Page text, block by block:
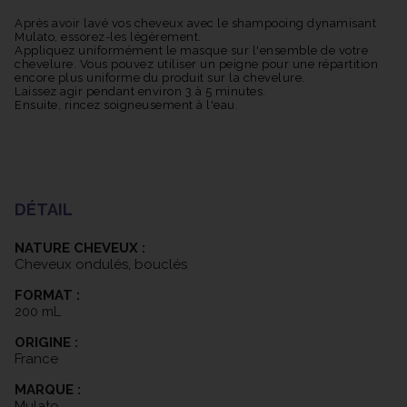
formule incluent :
- Le beurre de karité, reconnu pour ses propriétés nutritives
profondes, pénètre la fibre capillaire en apportant une
hydratation et une revitalisation exceptionnelles.
- Les extraits de mélilot et de papaye contribuent à prévenir la
déshydratation tout en facilitant le démêlage, offrant ainsi une
présente comme une solution complète pour raviver et sublimer
Après avoir lavé vos cheveux avec le shampooing dynamisant
Mulato, essorez-les légèrement.
Appliquez uniformément le masque sur l'ensemble de votre
chevelure. Vous pouvez utiliser un peigne pour une répartition
encore plus uniforme du produit sur la chevelure.
Laissez agir pendant environ 3 à 5 minutes.
Ensuite, rincez soigneusement à l'eau.
DÉTAIL
NATURE CHEVEUX :
Cheveux ondulés, bouclés
FORMAT :
200 mL
ORIGINE :
France
MARQUE :